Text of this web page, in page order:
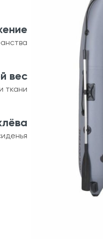
вес
ткани